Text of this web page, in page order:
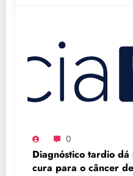
0
Diagnóstico tardio dá
cura para o câncer